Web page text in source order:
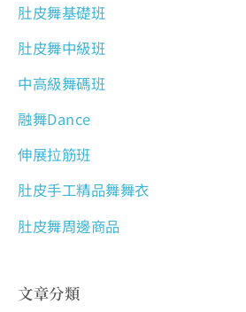
肚皮舞基礎班
肚皮舞中級班
中高級舞碼班
融舞Dance
伸展拉筋班
肚皮手工精品舞舞衣
肚皮舞周邊商品
文章分類